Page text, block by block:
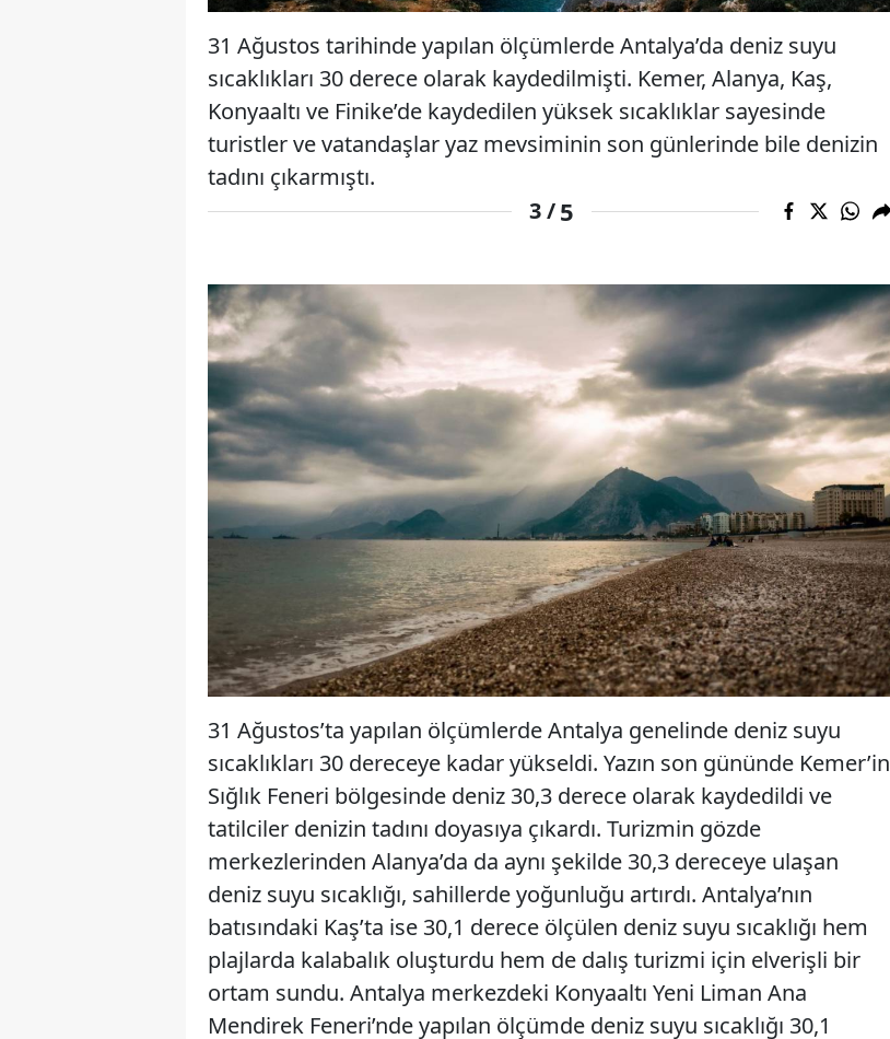
31 Ağustos tarihinde yapılan ölçümlerde Antalya’da deniz suyu
sıcaklıkları 30 derece olarak kaydedilmişti. Kemer, Alanya, Kaş,
Konyaaltı ve Finike’de kaydedilen yüksek sıcaklıklar sayesinde
turistler ve vatandaşlar yaz mevsiminin son günlerinde bile denizin
tadını çıkarmıştı.
3 /5
31 Ağustos’ta yapılan ölçümlerde Antalya genelinde deniz suyu
sıcaklıkları 30 dereceye kadar yükseldi. Yazın son gününde Kemer’in
Sığlık Feneri bölgesinde deniz 30,3 derece olarak kaydedildi ve
tatilciler denizin tadını doyasıya çıkardı. Turizmin gözde
merkezlerinden Alanya’da da aynı şekilde 30,3 dereceye ulaşan
deniz suyu sıcaklığı, sahillerde yoğunluğu artırdı. Antalya’nın
batısındaki Kaş’ta ise 30,1 derece ölçülen deniz suyu sıcaklığı hem
plajlarda kalabalık oluşturdu hem de dalış turizmi için elverişli bir
ortam sundu. Antalya merkezdeki Konyaaltı Yeni Liman Ana
Mendirek Feneri’nde yapılan ölçümde deniz suyu sıcaklığı 30,1